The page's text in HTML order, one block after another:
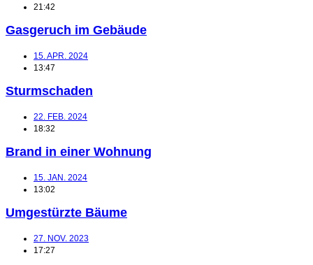
21:42
Gasgeruch im Gebäude
15. APR. 2024
13:47
Sturmschaden
22. FEB. 2024
18:32
Brand in einer Wohnung
15. JAN. 2024
13:02
Umgestürzte Bäume
27. NOV. 2023
17:27